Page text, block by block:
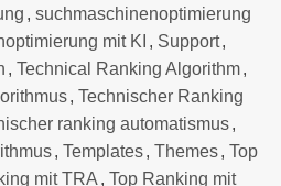
, suchmaschinenoptimierung
mit KI , Support,
, Technical Ranking Algorithm,
, Technischer Ranking
ranking automatismus,
, Templates, Themes, Top
mit TRA , Top Ranking mit